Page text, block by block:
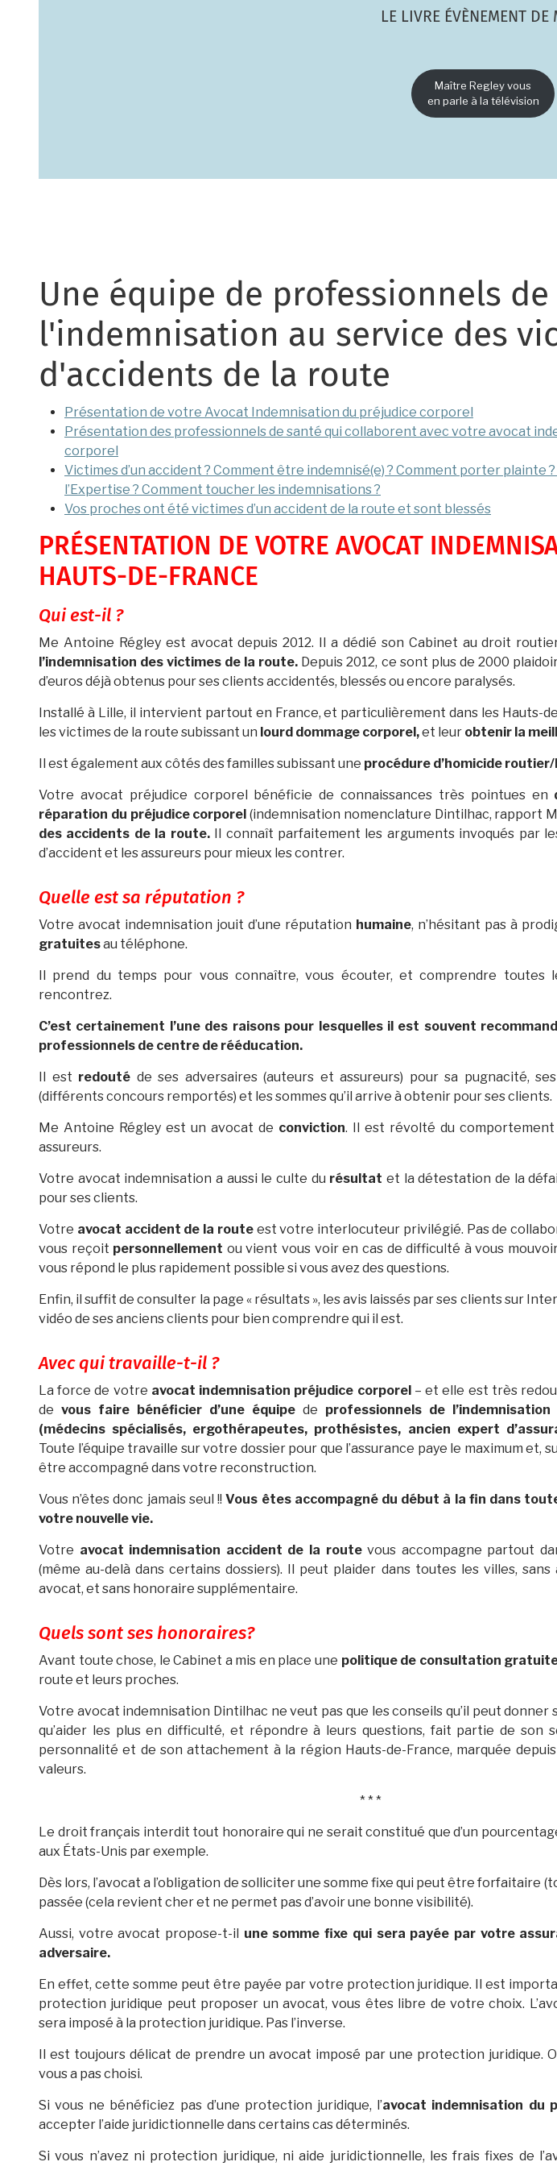
LE LIVRE ÉVÈNEMENT DE
Maître Regley vous
en parle à la télévision
Une équipe de professionnels de
l'indemnisation au service des
d'accidents de la route
Présentation de votre Avocat Indemnisation du préjudice corporel
Présentation des professionnels de santé qui collaborent avec votre avocat
corporel
Victimes d’un accident ? Comment être indemnisé(e) ? Comment porter plainte
l’Expertise ? Comment toucher les indemnisations ?
Vos proches ont été victimes d’un accident de la route et sont blessés
PRÉSENTATION DE VOTRE AVOCAT
HAUTS-DE-FRANCE
Qui est-il ?
Me Antoine Régley est avocat depuis 2012. Il a dédié son Cabinet au droit
l’indemnisation des victimes de la route. Depuis 2012, ce sont plus de 2000
d’euros déjà obtenus pour ses clients accidentés, blessés ou encore paralysés.
Installé à Lille, il intervient partout en France, et particulièrement dans les Hauts-
les victimes de la route subissant un lourd dommage corporel,et leur obtenir la
Il est également aux côtés des familles subissant une procédure d’homicide
Votre avocat préjudice corporel bénéficie de connaissances très pointues en
réparation du préjudice corporel (indemnisation nomenclature Dintilhac, rapport
des accidents de la route.Il connaît parfaitement les arguments invoqués par
d’accident et les assureurs pour mieux les contrer.
​Quelle est sa réputation ?
Votre avocat indemnisation jouit d’une réputation humaine, n’hésitant pas à
gratuitesau téléphone.
Il prend du temps pour vous connaître, vous écouter, et comprendre toutes
rencontrez.
C’est certainement l’une des raisons pour lesquelles il est souvent
professionnels de centre de rééducation.
Il est redouté de ses adversaires (auteurs et assureurs) pour sa pugnacité,
(différents concours remportés) et les sommes qu’il arrive à obtenir pour ses clients.
Me Antoine Régley est un avocat de conviction. Il est révolté du
assureurs.
Votre avocat indemnisation a aussi le culte du résultat et la détestation de la
pour ses clients.
Votre avocat accident de la routeest votre interlocuteur privilégié. Pas de
vous reçoit personnellement ou vient vous voir en cas de difficulté à vous
vous répond le plus rapidement possible si vous avez des questions.
Enfin, il suffit de consulter la page « résultats », les avis laissés par ses clients sur
vidéo de ses anciens clients pour bien comprendre qui il est.
Avec qui travaille-t-il ?
La force de votre avocat indemnisation préjudice corporel – et elle est très
de vous faire bénéficier d’une équipe de professionnels de
(médecins spécialisés, ergothérapeutes, prothésistes, ancien expert
Toute l’équipe travaille sur votre dossier pour que l’assurance paye le maximum et,
être accompagné dans votre reconstruction.
Vous n’êtes donc jamais seul !!Vous êtes accompagné du début à la fin dans
votre nouvelle vie.
Votre avocat indemnisation accident de la routevous accompagne partout
(même au-delà dans certains dossiers). Il peut plaider dans toutes les villes, sans
avocat, et sans honoraire supplémentaire.
Quels sont ses honoraires?
Avant toute chose, le Cabinet a mis en place une politique de consultation
route et leurs proches.
Votre avocat indemnisation Dintilhac ne veut pas que les conseils qu’il peut donner
qu’aider les plus en difficulté, et répondre à leurs questions, fait partie de son
personnalité et de son attachement à la région Hauts-de-France, marquée
valeurs.
* * *
Le droit français interdit tout honoraire qui ne serait constitué que d’un
aux États-Unis par exemple.
Dès lors, l’avocat a l’obligation de solliciter une somme fixe qui peut être forfaitaire
passée (cela revient cher et ne permet pas d’avoir une bonne visibilité).
Aussi, votre avocat propose-t-il une somme fixe qui sera payée par votre
adversaire.
En effet, cette somme peut être payée par votre protection juridique. Il est
protection juridique peut proposer un avocat, vous êtes libre de votre choix.
sera imposé à la protection juridique. Pas l’inverse.
Il est toujours délicat de prendre un avocat imposé par une protection juridique.
vous a pas choisi.
Si vous ne bénéficiez pas d’une protection juridique, l’avocat indemnisation du
accepter l’aide juridictionnelle dans certains cas déterminés.
Si vous n’avez ni protection juridique, ni aide juridictionnelle, les frais fixes de